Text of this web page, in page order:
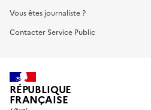
Vous êtes journaliste ?
Contacter Service Public
RÉPUBLIQUE
FRANÇAISE